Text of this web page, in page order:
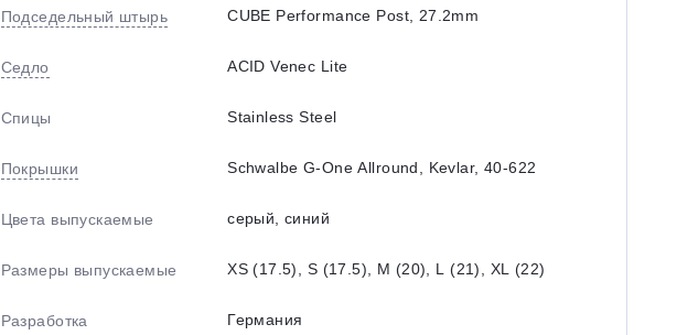
Подседельный штырь CUBE Performance Post, 27.2mm
Седло ACID Venec Lite
Спицы Stainless Steel
Покрышки Schwalbe G-One Allround, Kevlar, 40-622
Цвета выпускаемые серый, синий
Размеры выпускаемые XS (17.5), S (17.5), M (20), L (21), XL (22)
Разработка Германия